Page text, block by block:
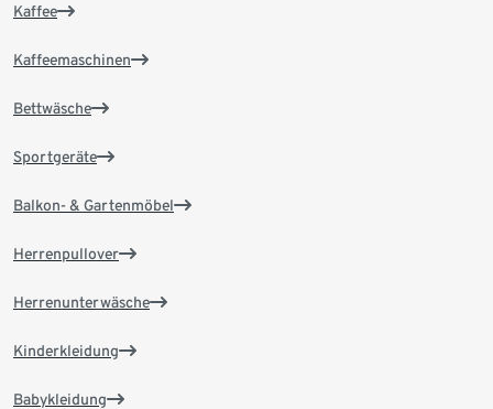
Kaffee
Kaffeemaschinen
Bettwäsche
Sportgeräte
Balkon- & Gartenmöbel
Herrenpullover
Herrenunterwäsche
Kinderkleidung
Babykleidung